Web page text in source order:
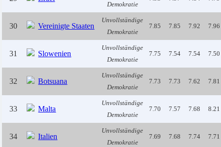
Demokratie
30 Vereinigte Staaten
Unvollständige
Demokratie
7.85 7.85 7.92 7.96
31 Slowenien
Unvollständige
Demokratie
7.75 7.54 7.54 7.50
32 Botsuana
Unvollständige
Demokratie
7.73 7.73 7.62 7.81
33 Malta
Unvollständige
Demokratie
7.70 7.57 7.68 8.21
34 Italien
Unvollständige
Demokratie
7.69 7.68 7.74 7.71